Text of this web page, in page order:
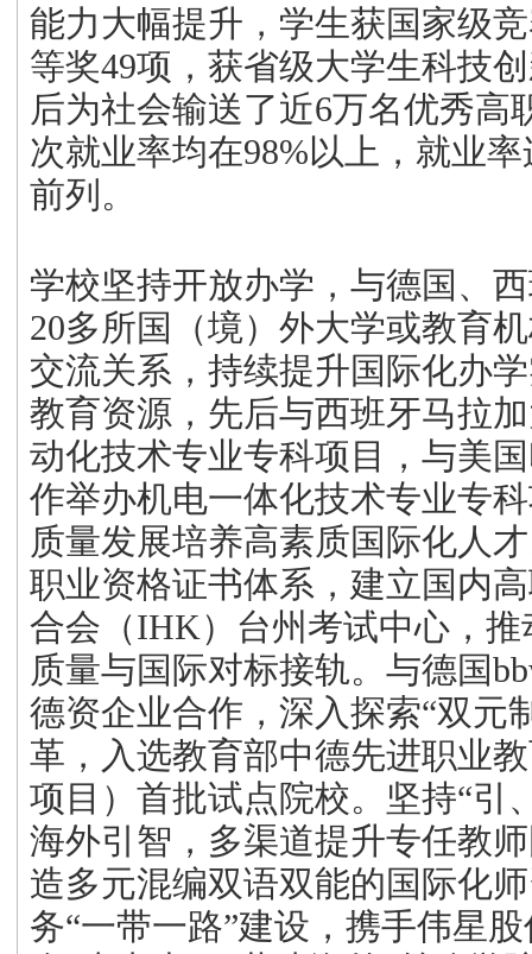
能力大幅提升，学生获国家级
等奖49项，获省级大学生科技
后为社会输送了近6万名优秀高
次就业率均在98%以上，就业
前列。
学校坚持开放办学，与德国、
20多所国（境）外大学或教育
交流关系，持续提升国际化办
教育资源，先后与西班牙马拉
动化技术专业专科项目，与美
作举办机电一体化技术专业专
质量发展培养高素质国际化人
职业资格证书体系，建立国内
合会（IHK）台州考试中心，
质量与国际对标接轨。与德国
德资企业合作，深入探索“双元
革，入选教育部中德先进职业
项目）首批试点院校。坚持“引
海外引智，多渠道提升专任教
造多元混编双语双能的国际化
务“一带一路”建设，携手伟星